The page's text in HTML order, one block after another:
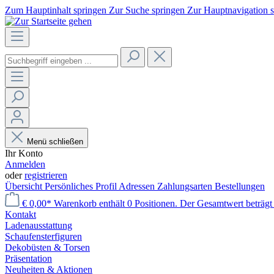
Zum Hauptinhalt springen Zur Suche springen Zur Hauptnavigation
Menü schließen
Ihr Konto
Anmelden
oderregistrieren
Übersicht Persönliches Profil Adressen Zahlungsarten Bestellungen
€ 0,00* Warenkorb enthält 0 Positionen. Der Gesamtwert
Kontakt
Laden­ausstattung
Schaufenster­figuren
Dekobüsten & Torsen
Präsentation
Neuheiten & Aktionen